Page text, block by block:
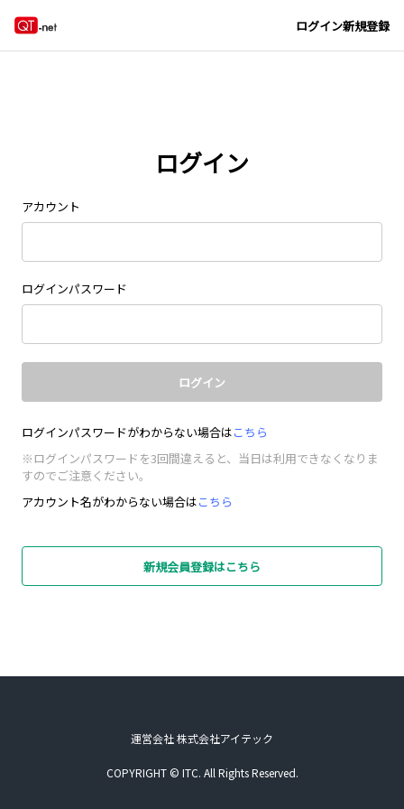
ログイン新規登録
ログイン
アカウント
ログインパスワード
ログイン
ログインパスワードがわからない場合はこちら
※ログインパスワードを3回間違えると、当日は利用できなくなりま
すのでご注意ください。
アカウント名がわからない場合はこちら
新規会員登録はこちら
運営会社 株式会社アイテック
COPYRIGHT © ITC. All Rights Reserved.